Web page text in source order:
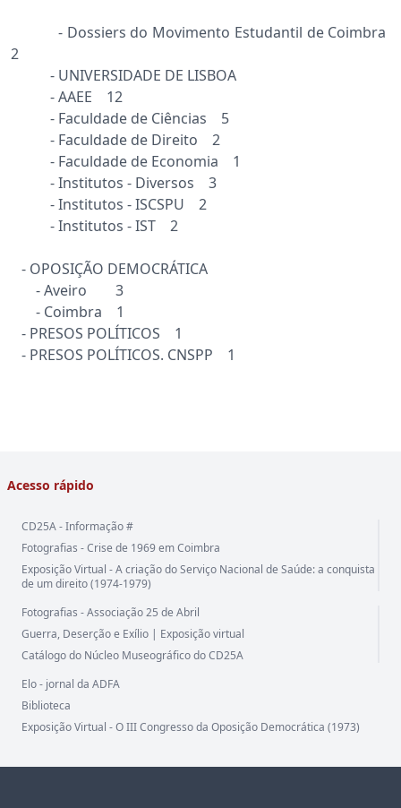
- Dossiers do Movimento Estudantil de Coimbra
2
- UNIVERSIDADE DE LISBOA
- AAEE 12
- Faculdade de Ciências 5
- Faculdade de Direito 2
- Faculdade de Economia 1
- Institutos - Diversos 3
- Institutos - ISCSPU 2
- Institutos - IST 2
- OPOSIÇÃO DEMOCRÁTICA
- Aveiro 3
- Coimbra 1
- PRESOS POLÍTICOS 1
- PRESOS POLÍTICOS. CNSPP 1
Acesso rápido
CD25A - Informação #
Fotografias - Crise de 1969 em Coimbra
Exposição Virtual - A criação do Serviço Nacional de Saúde: a conquista
de um direito (1974-1979)
Fotografias - Associação 25 de Abril
Guerra, Deserção e Exílio | Exposição virtual
Catálogo do Núcleo Museográfico do CD25A
Elo - jornal da ADFA
Biblioteca
Exposição Virtual - O III Congresso da Oposição Democrática (1973)